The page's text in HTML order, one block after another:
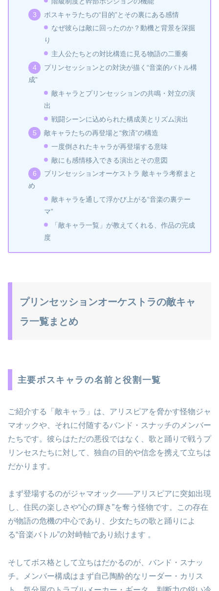
ボスキャラたちの“目的”とその裏にある感情
なぜ彼らは敵に回ったのか？動機と背景を深掘
り
主人公たちとの対比構造に見る物語の二重奏
プリンセッションとの対決が描く“音楽的バトル構
成”
敵キャラとプリンセッションの共鳴・対立の演
出
戦闘シーンに込められた構成美とリズム演出
敵キャラたちの再登場と“救済”の構造
一度倒されたキャラが再登場する意味
敵にも感情移入できる演出とその意図
プリンセッションオーケストラ 敵キャラ考察まと
め
敵キャラを通して浮かび上がる“音楽の裏テー
マ”
「敵キャラ一覧」が教えてくれる、作品の完成
度
プリンセッションオーケストラの敵キャ
ラ一覧まとめ
主要ボスキャラの名前と役割一覧
ご紹介する「敵キャラ」は、アリスピアを脅かす怪物ジャ
マオックや、それに付随するバンド・スナッチのメンバー
たちです。彼らはただの悪役ではなく、歌と踊りで戦うプ
リンセスたちに対して、独自の目的や信念を携えて立ちは
だかります。
まず登場するのがジャマオック——アリスピアに突如出現
し、住民の楽しさや“心の輝き”を奪う怪物です。この存在
が物語の危機の中心であり、少女たちの歌と踊りによ
る“音楽バトル”の対峙軸であり続けます 。
そしてボス格として立ちはだかるのが、バンド・スナッ
チ。メンバー構成はまず自己陶酔的なリーダー・カリス